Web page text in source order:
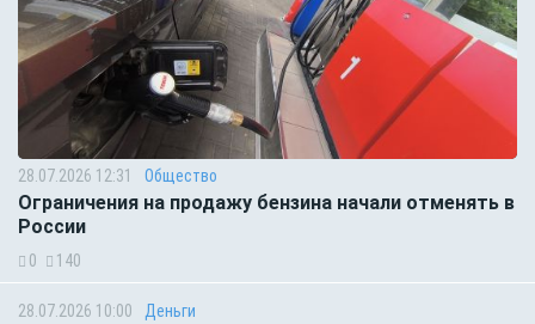
28.07.2026 12:31 Общество
Ограничения на продажу бензина начали отменять в
России
0 140
28.07.2026 10:00 Деньги